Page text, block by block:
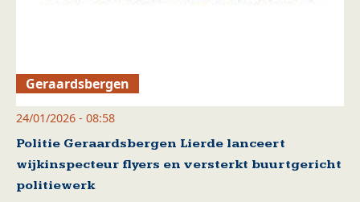
Geraardsbergen
24/01/2026 - 08:58
Politie Geraardsbergen Lierde lanceert
wijkinspecteur flyers en versterkt buurtgericht
politiewerk